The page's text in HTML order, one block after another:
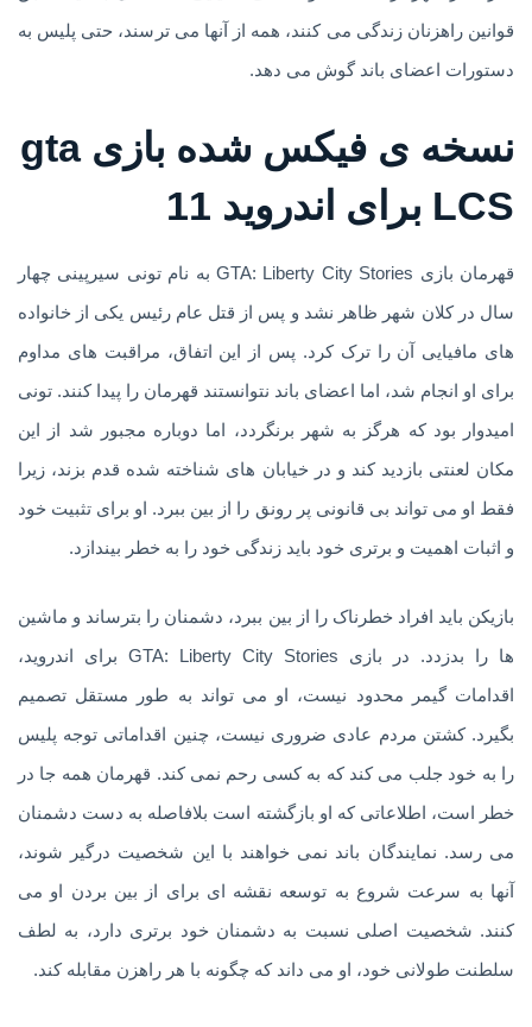
قوانین راهزنان زندگی می کنند، همه از آنها می ترسند، حتی پلیس به
دستورات اعضای باند گوش می دهد.
نسخه ی فیکس شده بازی gta
LCS برای اندروید 11
قهرمان بازی GTA: Liberty City Stories به نام تونی سیرپینی چهار
سال در کلان شهر ظاهر نشد و پس از قتل عام رئیس یکی از خانواده
های مافیایی آن را ترک کرد. پس از این اتفاق، مراقبت های مداوم
برای او انجام شد، اما اعضای باند نتوانستند قهرمان را پیدا کنند. تونی
امیدوار بود که هرگز به شهر برنگردد، اما دوباره مجبور شد از این
مکان لعنتی بازدید کند و در خیابان های شناخته شده قدم بزند، زیرا
فقط او می تواند بی قانونی پر رونق را از بین ببرد. او برای تثبیت خود
و اثبات اهمیت و برتری خود باید زندگی خود را به خطر بیندازد.
بازیکن باید افراد خطرناک را از بین ببرد، دشمنان را بترساند و ماشین
ها را بدزدد. در بازی GTA: Liberty City Stories برای اندروید،
اقدامات گیمر محدود نیست، او می تواند به طور مستقل تصمیم
بگیرد. کشتن مردم عادی ضروری نیست، چنین اقداماتی توجه پلیس
را به خود جلب می کند که به کسی رحم نمی کند. قهرمان همه جا در
خطر است، اطلاعاتی که او بازگشته است بلافاصله به دست دشمنان
می رسد. نمایندگان باند نمی خواهند با این شخصیت درگیر شوند،
آنها به سرعت شروع به توسعه نقشه ای برای از بین بردن او می
کنند. شخصیت اصلی نسبت به دشمنان خود برتری دارد، به لطف
سلطنت طولانی خود، او می داند که چگونه با هر راهزن مقابله کند.